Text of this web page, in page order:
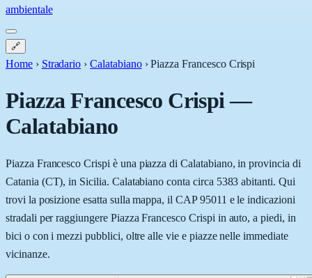
ambientale
🔗
Home › Stradario › Calatabiano ›Piazza Francesco Crispi
Piazza Francesco Crispi—
Calatabiano
Piazza Francesco Crispi è una piazza di Calatabiano, in provincia di
Catania (CT), in Sicilia. Calatabiano conta circa 5383 abitanti. Qui
trovi la posizione esatta sulla mappa, il CAP 95011 e le indicazioni
stradali per raggiungere Piazza Francesco Crispi in auto, a piedi, in
bici o con i mezzi pubblici, oltre alle vie e piazze nelle immediate
vicinanze.